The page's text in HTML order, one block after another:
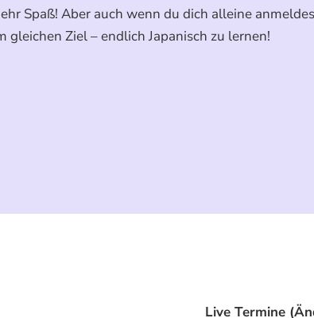
Spaß! Aber auch wenn du dich alleine
Ziel – endlich Japanisch zu lernen!
Live Termine